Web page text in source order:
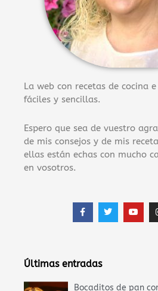
La web con recetas de cocina
fáciles y sencillas.
Espero que sea de vuestro
de mis consejos y de mis
ellas están echas con mucho
en vosotros.
F
a
c
k
T
w
i
Y
o
u
Últimas entradas
Bocaditos de pan